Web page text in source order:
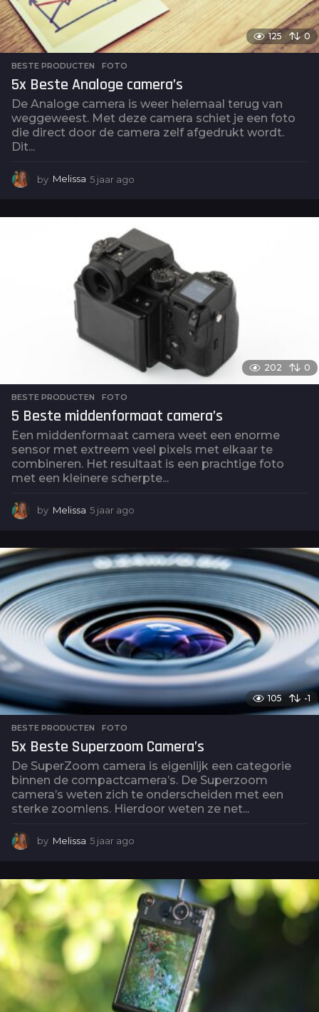
125 0
BESTE PRODUCTEN ,FOTO
5x Beste Analoge camera’s
De Analoge camera is weer helemaal terug van
weggeweest. Met deze camera schiet je een foto
die direct door de camera zelf afgedrukt wordt.
Dit...
by Melissa 5 jaar ago
a
r
a
g
o
202 0
BESTE PRODUCTEN ,FOTO
5 Beste middenformaat camera’s
Een middenformaat camera weet een enorme
sensor met extreem veel pixels met elkaar te
combineren. Het resultaat is een prachtige foto
met een kleinere scherpte...
by Melissa 5 jaar ago
a
r
a
g
o
105 -1
BESTE PRODUCTEN ,FOTO
5x Beste Superzoom Camera’s
De SuperZoom camera is eigenlijk een categorie
binnen de compactcamera’s. De Superzoom
camera’s weten zich te onderscheiden met een
sterke zoomlens. Hierdoor weten ze net...
by Melissa 5 jaar ago
a
r
a
g
o